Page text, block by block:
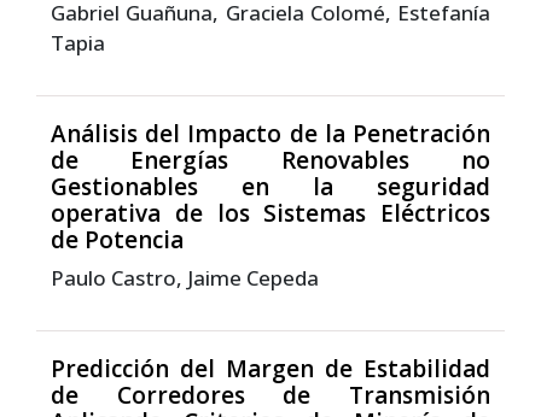
Gabriel Guañuna, Graciela Colomé, Estefanía
Tapia
Análisis del Impacto de la Penetración
de Energías Renovables no
Gestionables en la seguridad
operativa de los Sistemas Eléctricos
de Potencia
Paulo Castro, Jaime Cepeda
Predicción del Margen de Estabilidad
de Corredores de Transmisión